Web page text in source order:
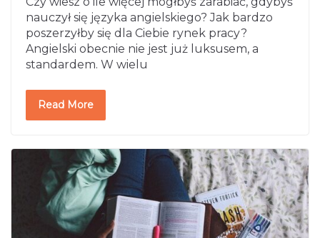
nauczył się języka angielskiego? Jak bardzo
poszerzyłby się dla Ciebie rynek pracy?
Angielski obecnie nie jest już luksusem, a
standardem. W wielu
Read More